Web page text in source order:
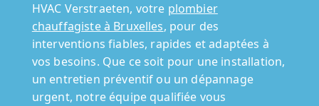
HVAC Verstraeten, votre plombier
chauffagiste à Bruxelles, pour des
interventions fiables, rapides et adaptées à
vos besoins. Que ce soit pour une installation,
un entretien préventif ou un dépannage
urgent, notre équipe qualifiée vous